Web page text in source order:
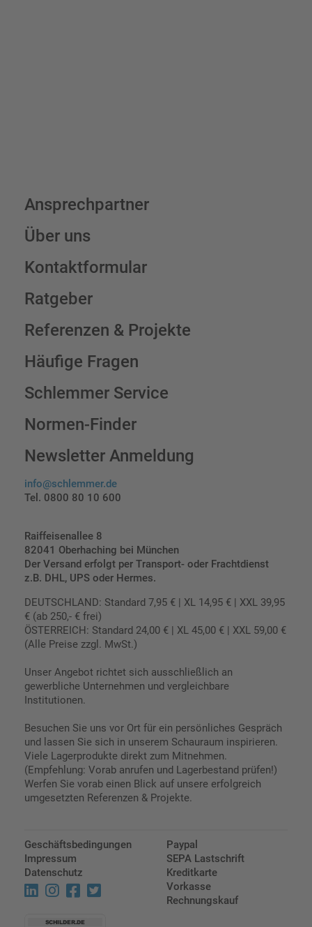
Ansprechpartner
Über uns
Kontaktformular
Ratgeber
Referenzen & Projekte
Häufige Fragen
Schlemmer Service
Normen-Finder
Newsletter Anmeldung
info@schlemmer.de
Tel. 0800 80 10 600
Raiffeisenallee 8
82041 Oberhaching bei München
Der Versand erfolgt per Transport- oder Frachtdienst
z.B. DHL, UPS oder Hermes.
DEUTSCHLAND: Standard 7,95 € | XL 14,95 € | XXL 39,95
€ (ab 250,- € frei)
ÖSTERREICH: Standard 24,00 € | XL 45,00 € | XXL 59,00 €
(Alle Preise zzgl. MwSt.)
Unser Angebot richtet sich ausschließlich an
gewerbliche Unternehmen und vergleichbare
Institutionen.
Besuchen Sie uns vor Ort für ein persönliches Gespräch
und lassen Sie sich in unserem Schauraum inspirieren.
Viele Lagerprodukte direkt zum Mitnehmen.
(Empfehlung: Vorab anrufen und Lagerbestand prüfen!)
Werfen Sie vorab einen Blick auf unsere erfolgreich
umgesetzten Referenzen & Projekte.
Geschäftsbedingungen
Impressum
Datenschutz
Paypal
SEPA Lastschrift
Kreditkarte
Vorkasse
Rechnungskauf